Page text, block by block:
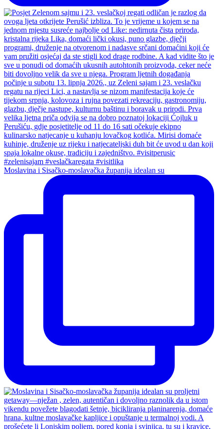
Moslavina i Sisačko-moslavačka županija idealan su